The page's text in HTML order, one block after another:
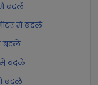
में बदलें
मीटर में बदलें
बदलें
में बदलें
बदलें